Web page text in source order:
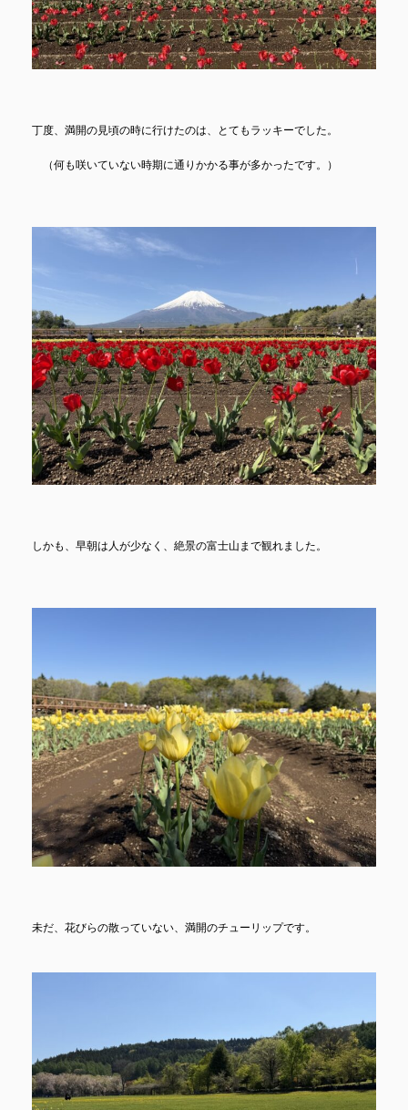
丁度、満開の見頃の時に行けたのは、とてもラッキーでした。
（何も咲いていない時期に通りかかる事が多かったです。）
しかも、早朝は人が少なく、絶景の富士山まで観れました。
未だ、花びらの散っていない、満開のチューリップです。